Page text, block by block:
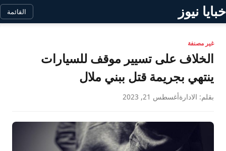
خبايا نيوز القائمة
غير مصنفة
الخلاف على تسيير موقف للسيارات
ينتهي بجريمة قتل ببني ملال
بقلم: الادارةأغسطس 21, 2023